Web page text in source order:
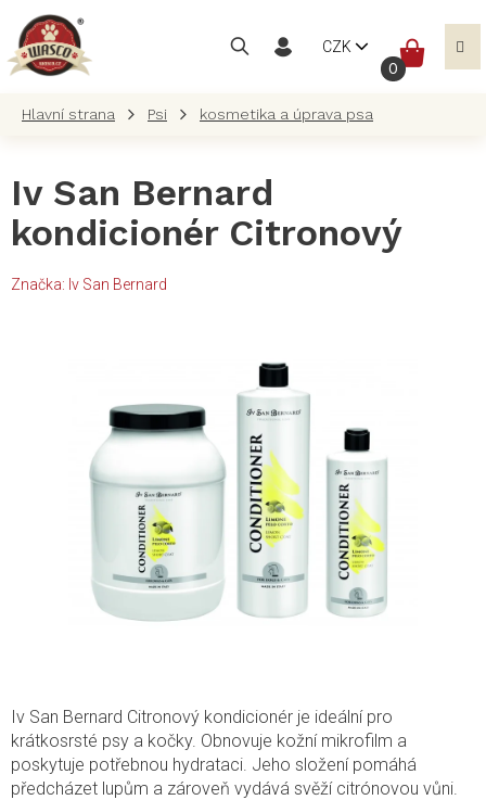
obsah
CZK
Psi kosmetika a úprava psa
Iv San Bernard
kondicionér Citronový
Značka: Iv San Bernard
Iv San Bernard Citronový kondicionér je ideální pro
krátkosrsté psy a kočky. Obnovuje kožní mikrofilm a
poskytuje potřebnou hydrataci. Jeho složení pomáhá
předcházet lupům a zároveň vydává svěží citrónovou vůni.